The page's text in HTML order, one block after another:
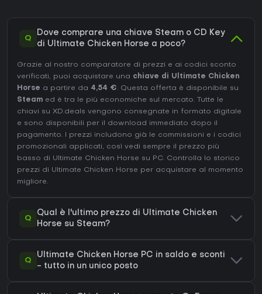
Q
Dove comprare una chiave Steam o CD Key
di Ultimate Chicken Horse a poco?
Grazie al nostro comparatore di prezzi e ai codici sconto
verificati, puoi acquistare una chiave di Ultimate Chicken
Horse a partire da 4,54 €. Questa offerta è disponibile su
Steam ed è tra le più economiche sul mercato. Tutte le
chiavi su XD.deals vengono consegnate in formato digitale
e sono disponibili per il download immediato dopo il
pagamento. I prezzi includono già le commissioni e i codici
promozionali applicati, così vedi sempre il prezzo più
basso di Ultimate Chicken Horse su PC. Controlla lo storico
prezzi di Ultimate Chicken Horse per acquistare al momento
migliore.
Q
Qual è l'ultimo prezzo di Ultimate Chicken
Horse su Steam?
Q
Ultimate Chicken Horse PC in saldo e sconti
- tutto in un unico posto